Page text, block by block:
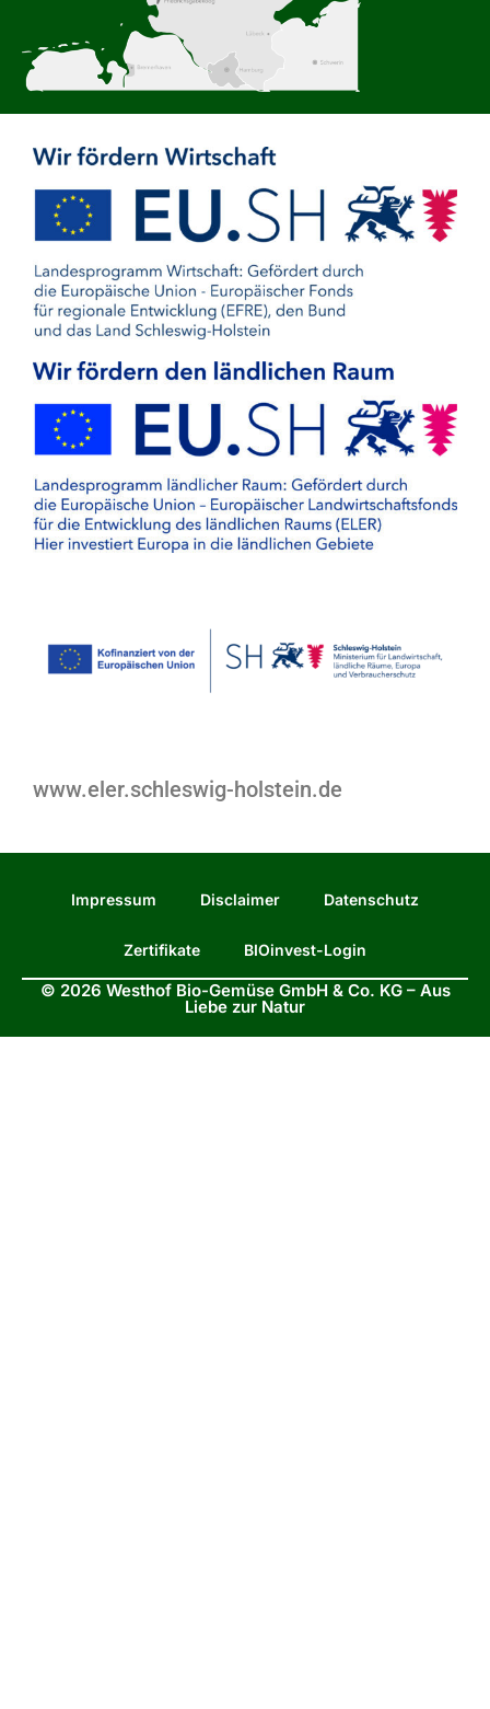
www.eler.schleswig-holstein.de
Impressum Disclaimer Datenschutz
Zertifikate BIOinvest-Login
© 2026 Westhof Bio-Gemüse GmbH & Co. KG – Aus
Liebe zur Natur